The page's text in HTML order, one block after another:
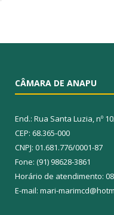
CÂMARA DE ANAPU
End.: Rua Santa Luzia, nº
CEP: 68.365-000
CNPJ: 01.681.776/0001-87
Fone: (91) 98628-3861
Horário de atendimento:
E-mail: mari-